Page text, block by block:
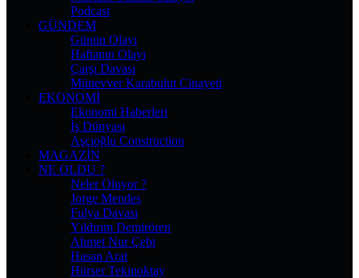
Podcast
GÜNDEM
Günün Olayı
Haftanın Olayı
Çarşı Davası
Münevver Karabulut Cinayeti
EKONOMI
Ekonomi Haberleri
İş Dünyası
Aşçıoğlu Construction
MAGAZIN
NE OLDU ?
Neler Oluyor ?
Jorge Mendes
Fulya Davası
Yıldırım Demirören
Ahmet Nur Çebi
Hasan Arat
Hürser Tekinoktay